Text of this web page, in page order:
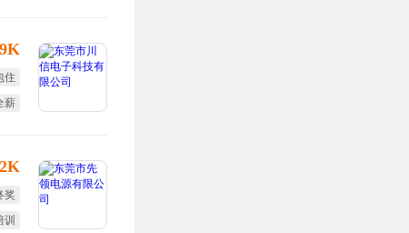
住
薪
奖